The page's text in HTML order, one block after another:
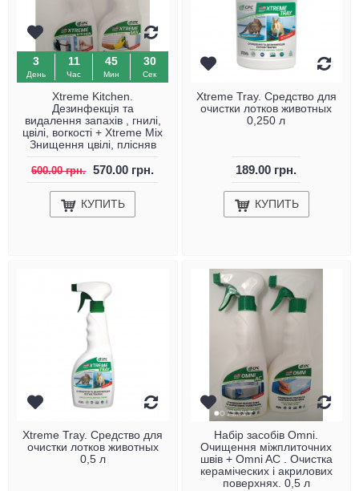
3
День
11
Час
45
Мин
29
Сек
Xtreme Kitchen.
Дезинфекція та
видалення запахів , гнилі,
цвілі, вогкості + Xtreme Mix
Знищення цвілі, плісняв
600.00 грн. 570.00 грн.
КУПИТЬ
Xtreme Tray. Средство для
очистки лотков животных
0,250 л
189.00 грн.
КУПИТЬ
Xtreme Tray. Средство для
очистки лотков животных
0,5 л
Набір засобів Omni.
Очищення міжплиточних
швів + Omni AC . Очистка
кераміческих і акрилових
поверхнях. 0,5 л